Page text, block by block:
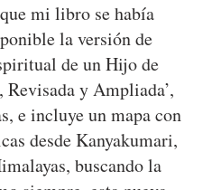
mi libro se había
la versión de
de un Hijo de
y Ampliada’,
e incluye un mapa con
desde Kanyakumari,
buscando la